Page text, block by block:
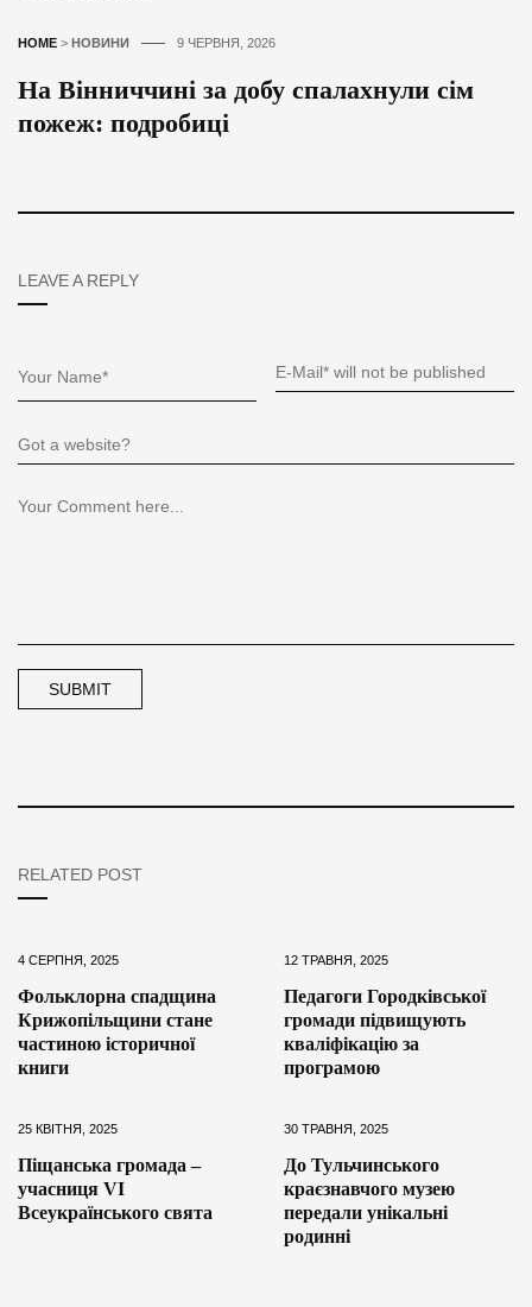
HOME > НОВИНИ 9 ЧЕРВНЯ, 2026
На Вінниччині за добу спалахнули сім
пожеж: подробиці
LEAVE A REPLY
RELATED POST
4 СЕРПНЯ, 2025
Фольклорна спадщина
Крижопільщини стане
частиною історичної
книги
12 ТРАВНЯ, 2025
Педагоги Городківської
громади підвищують
кваліфікацію за
програмою
25 КВІТНЯ, 2025
Піщанська громада –
учасниця VI
Всеукраїнського свята
30 ТРАВНЯ, 2025
До Тульчинського
краєзнавчого музею
передали унікальні
родинні